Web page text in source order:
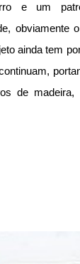
e um
obviamente
ainda tem
de madeira,